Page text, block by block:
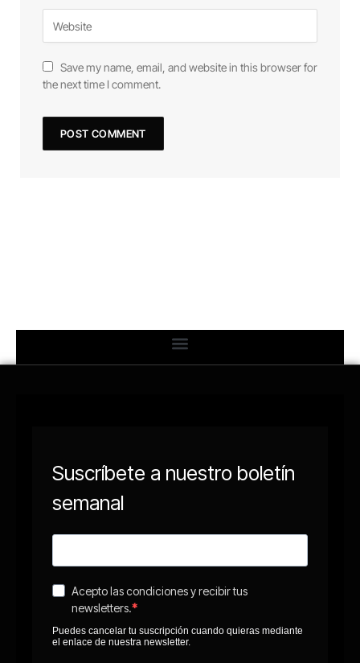
Save my name, email, and website in this browser for
the next time I comment.